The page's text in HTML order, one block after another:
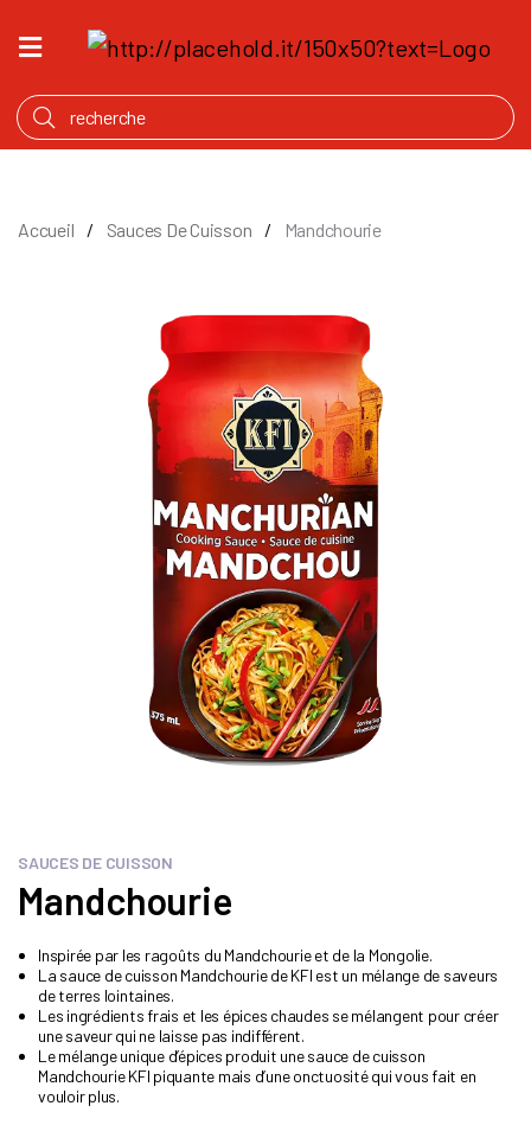
ACCUEIL
QU’EST
Accueil Sauces De Cuisson Mandchourie
SAUCES DE CUISSON
Mandchourie
Inspirée par les ragoûts du Mandchourie et de la Mongolie.
La sauce de cuisson Mandchourie de KFI est un mélange de saveurs
de terres lointaines.
Les ingrédients frais et les épices chaudes se mélangent pour créer
une saveur qui ne laisse pas indifférent.
Le mélange unique d’épices produit une sauce de cuisson
Mandchourie KFI piquante mais d’une onctuosité qui vous fait en
vouloir plus.